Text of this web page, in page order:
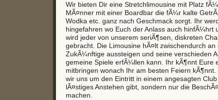
Wir bieten Dir eine Stretchlimousine mit Platz
MÃ¤nner mit einer Boardbar die fÃ¼r kalte
Wodka etc. ganz nach Geschmack sorgt. Ihr
hingefahren wo Euch der Anlass auch hinfÃ¼hrt
wird jeder von unserem seriÃ¶sen, diskreten
gebracht. Die Limousine hÃ¤lt zwischendurch an
ZukÃ¼nftige aussteigen und seine verschieden
gemeine Spiele erfÃ¼llen kann. Ihr kÃ¶nnt Eure
mitbringen wonach Ihr am besten Feiern
wir uns um den Eintritt in einem angesagten
lÃ¤stiges Anstehen gibt, sondern nur die
machen.